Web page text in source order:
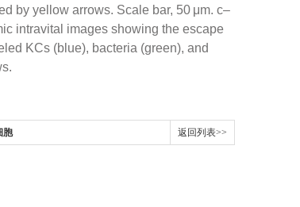
by yellow arrows. Scale bar, 50 μm. c–
intravital images showing the escape
KCs (blue), bacteria (green), and
胞 返回列表>>